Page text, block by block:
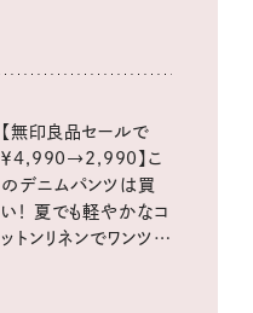
【無印良品セールで
￥4,990→2,990】こ
のデニムパンツは買
い！ 夏でも軽やかなコ
ットンリネンでワンツー